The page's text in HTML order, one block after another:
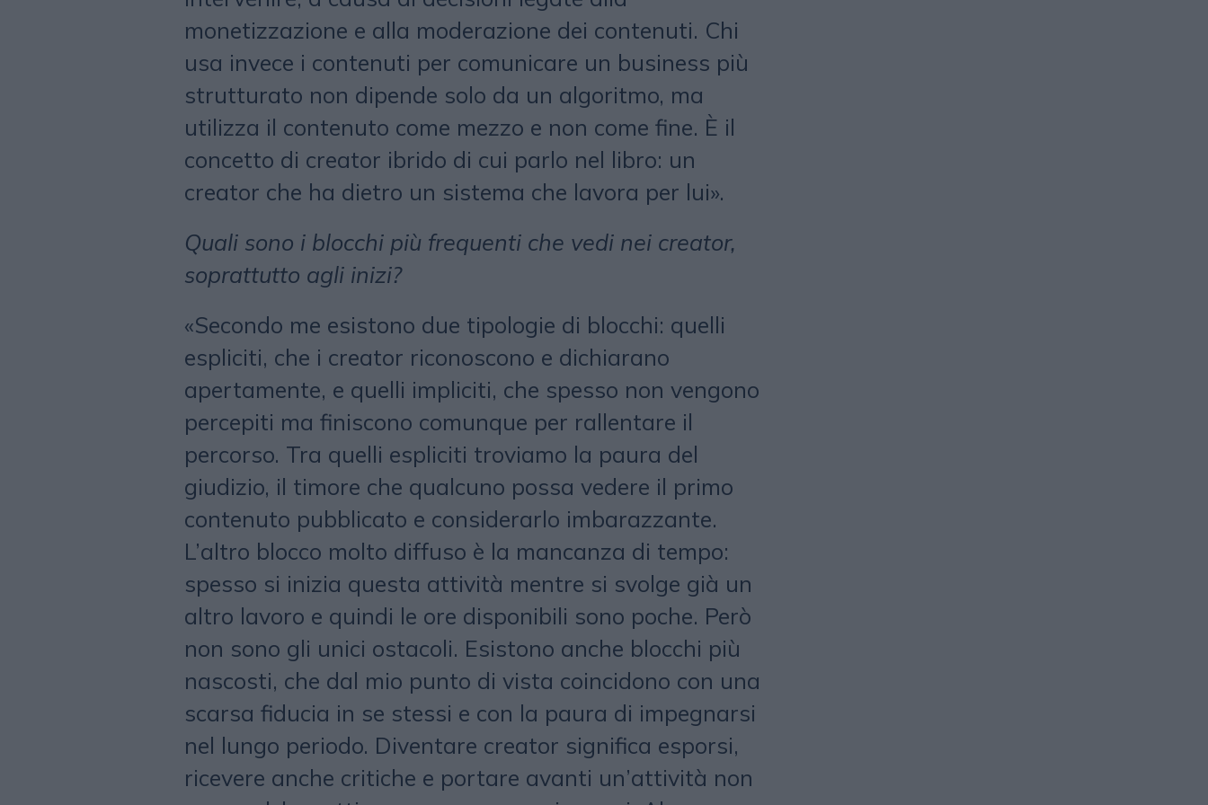
monetizzazione e alla moderazione dei contenuti. Chi
usa invece i contenuti per comunicare un business più
strutturato non dipende solo da un algoritmo, ma
utilizza il contenuto come mezzo e non come fine. È il
concetto di creator ibrido di cui parlo nel libro: un
creator che ha dietro un sistema che lavora per lui».
Quali sono i blocchi più frequenti che vedi nei creator,
soprattutto agli inizi?
«Secondo me esistono due tipologie di blocchi: quelli
espliciti, che i creator riconoscono e dichiarano
apertamente, e quelli impliciti, che spesso non vengono
percepiti ma finiscono comunque per rallentare il
percorso. Tra quelli espliciti troviamo la paura del
giudizio, il timore che qualcuno possa vedere il primo
contenuto pubblicato e considerarlo imbarazzante.
L’altro blocco molto diffuso è la mancanza di tempo:
spesso si inizia questa attività mentre si svolge già un
altro lavoro e quindi le ore disponibili sono poche. Però
non sono gli unici ostacoli. Esistono anche blocchi più
nascosti, che dal mio punto di vista coincidono con una
scarsa fiducia in se stessi e con la paura di impegnarsi
nel lungo periodo. Diventare creator significa esporsi,
ricevere anche critiche e portare avanti un’attività non